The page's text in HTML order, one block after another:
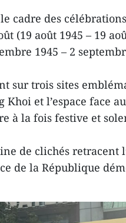
cadre des
(19 août 1945 – 19
1945 – 2
sur trois sites
et l’espace face
à la fois festive et
de clichés retracent
de la République